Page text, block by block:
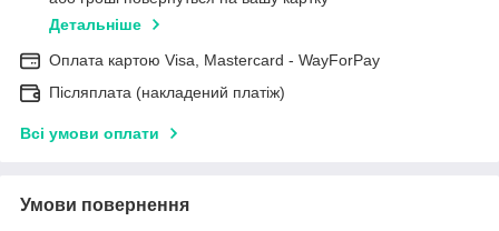
Детальніше
Оплата картою Visa, Mastercard - WayForPay
Післяплата (накладений платіж)
Всі умови оплати
Умови повернення